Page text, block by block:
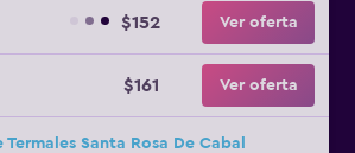
$152 Ver oferta
$161 Ver oferta
Santa Rosa De Cabal